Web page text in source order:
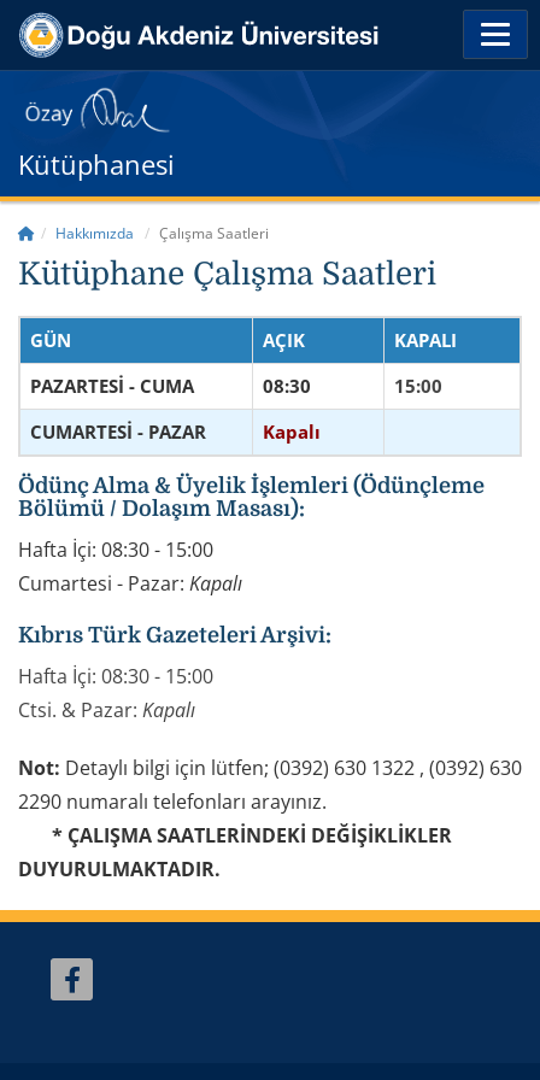
Kütüphanesi
Hakkımızda Çalışma Saatleri
Kütüphane Çalışma Saatleri
GÜN AÇIK
KAPALI
PAZARTESİ - CUMA
08:30
15:00
CUMARTESİ - PAZAR
Kapalı
Ödünç Alma & Üyelik İşlemleri (Ödünçleme
Bölümü / Dolaşım Masası):
Hafta İçi: 08:30 - 15:00
Cumartesi - Pazar: Kapalı
Kıbrıs Türk Gazeteleri Arşivi:
Hafta İçi: 08:30 - 15:00
Ctsi. & Pazar: Kapalı
Not: Detaylı bilgi için lütfen; (0392) 630 1322 , (0392) 630
2290 numaralı telefonları arayınız.
* ÇALIŞMA SAATLERİNDEKİ DEĞİŞİKLİKLER
DUYURULMAKTADIR.